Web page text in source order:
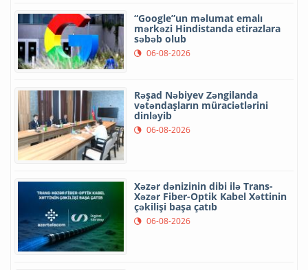
“Google”un məlumat emalı
mərkəzi Hindistanda etirazlara
səbəb olub
06-08-2026
Rəşad Nəbiyev Zəngilanda
vətəndaşların müraciətlərini
dinləyib
06-08-2026
Xəzər dənizinin dibi ilə Trans-
Xəzər Fiber-Optik Kabel Xəttinin
çəkilişi başa çatıb
06-08-2026